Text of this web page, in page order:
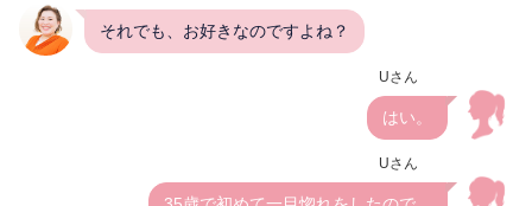
それでも、お好きなのですよね？
Uさん
はい。
Uさん